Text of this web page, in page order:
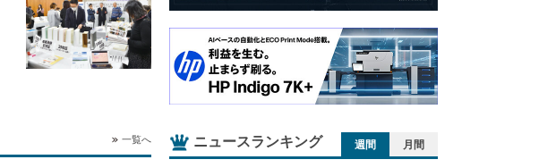
一覧へ ニュースランキング 週間 月間